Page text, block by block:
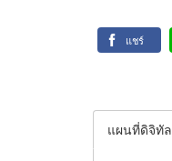
แชร์
แผนที่ดิจิทัล